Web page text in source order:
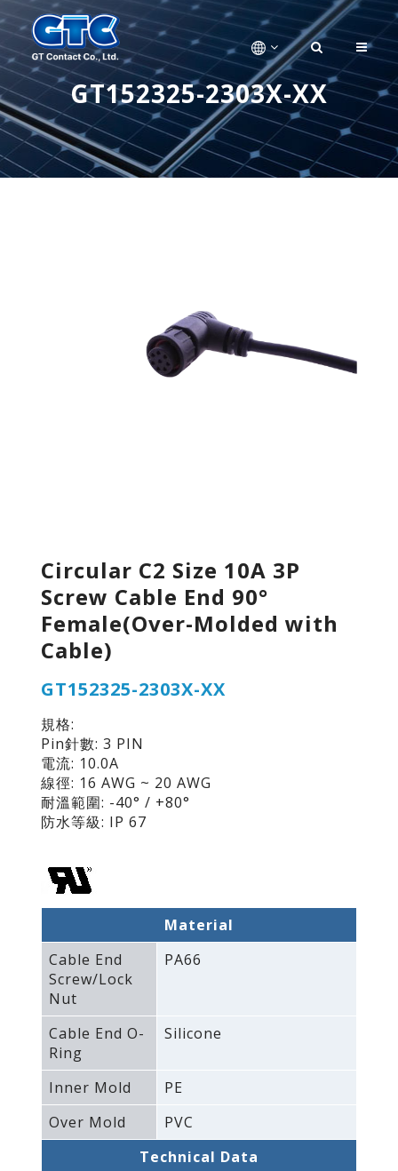
GT152325-2303X-XX
Circular C2 Size 10A 3P
Screw Cable End 90°
Female(Over-Molded with
Cable)
GT152325-2303X-XX
規格:
Pin針數: 3 PIN
電流: 10.0A
線徑: 16 AWG ~ 20 AWG
耐溫範圍: -40° / +80°
防水等級: IP 67
Material
Cable End
Screw/Lock
Nut
PA66
Cable End O-
Ring
Silicone
Inner Mold
PE
Over Mold
PVC
Technical Data